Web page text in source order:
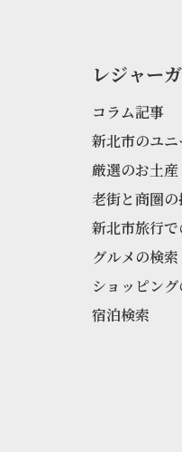
レジャー
コラム記事
新北市のユニ
厳選のお土産
老街と商圏の
新北市旅行
グルメの検索
ショッピン
宿泊検索